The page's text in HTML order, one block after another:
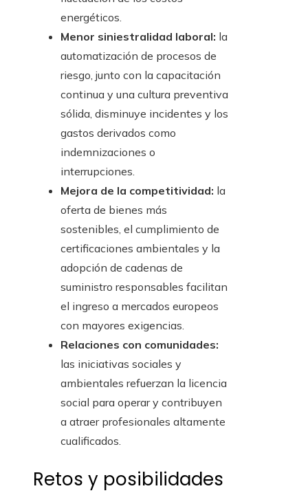
energéticos.
Menor siniestralidad laboral: la
automatización de procesos de
riesgo, junto con la capacitación
continua y una cultura preventiva
sólida, disminuye incidentes y los
gastos derivados como
indemnizaciones o
interrupciones.
Mejora de la competitividad: la
oferta de bienes más
sostenibles, el cumplimiento de
certificaciones ambientales y la
adopción de cadenas de
suministro responsables facilitan
el ingreso a mercados europeos
con mayores exigencias.
Relaciones con comunidades:
las iniciativas sociales y
ambientales refuerzan la licencia
social para operar y contribuyen
a atraer profesionales altamente
cualificados.
Retos y posibilidades